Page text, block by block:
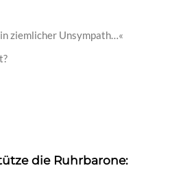
ziemlicher Unsympath…«
die Ruhrbarone: